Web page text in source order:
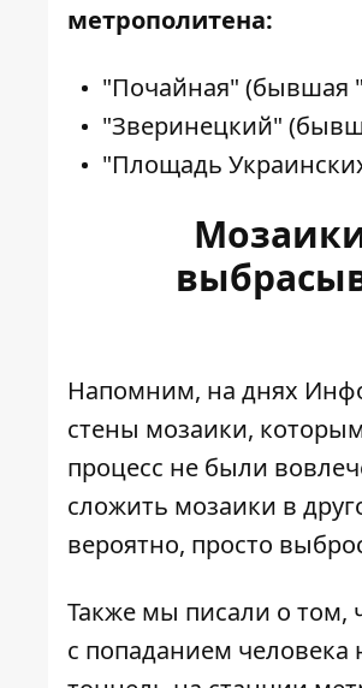
метрополитена:
"Почайная" (бывшая
"Зверинецкий"
"Площадь
Напомним, на днях
стены мозаики,
процесс не были
сложить мозаики в
вероятно, просто
Также мы писали о том,
с попаданием человека